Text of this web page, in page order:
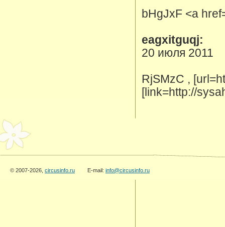
bHgJxF <a
eagxitguqj:
20 июля 2011
RjSMzC ,
[link=http://
© 2007-2026, circusinfo.ru E-mail: info@circusinfo.ru